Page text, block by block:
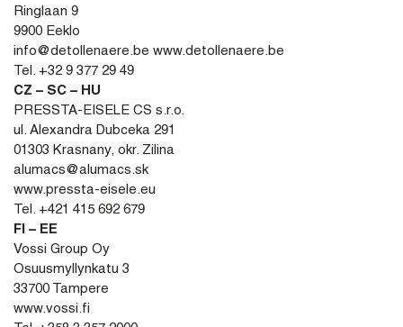
Ringlaan 9
9900 Eeklo
info@detollenaere.be www.detollenaere.be
Tel. +32 9 377 29 49
CZ – SC – HU
PRESSTA-EISELE CS s.r.o.
ul. Alexandra Dubceka 291
01303 Krasnany, okr. Zilina
alumacs@alumacs.sk
www.pressta-eisele.eu
Tel. +421 415 692 679
FI – EE
Vossi Group Oy
Osuusmyllynkatu 3
33700 Tampere
www.vossi.fi